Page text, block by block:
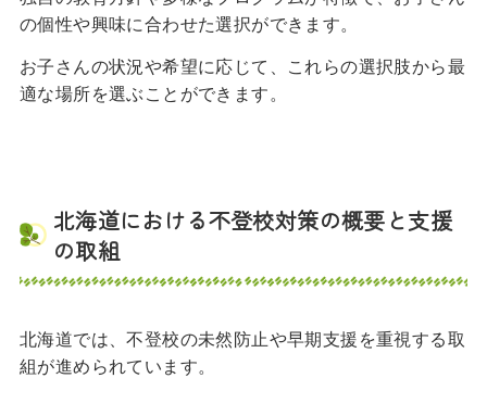
の個性や興味に合わせた選択ができます。
お子さんの状況や希望に応じて、これらの選択肢から最
適な場所を選ぶことができます。
北海道における不登校対策の概要と支援
の取組
北海道では、不登校の未然防止や早期支援を重視する取
組が進められています。